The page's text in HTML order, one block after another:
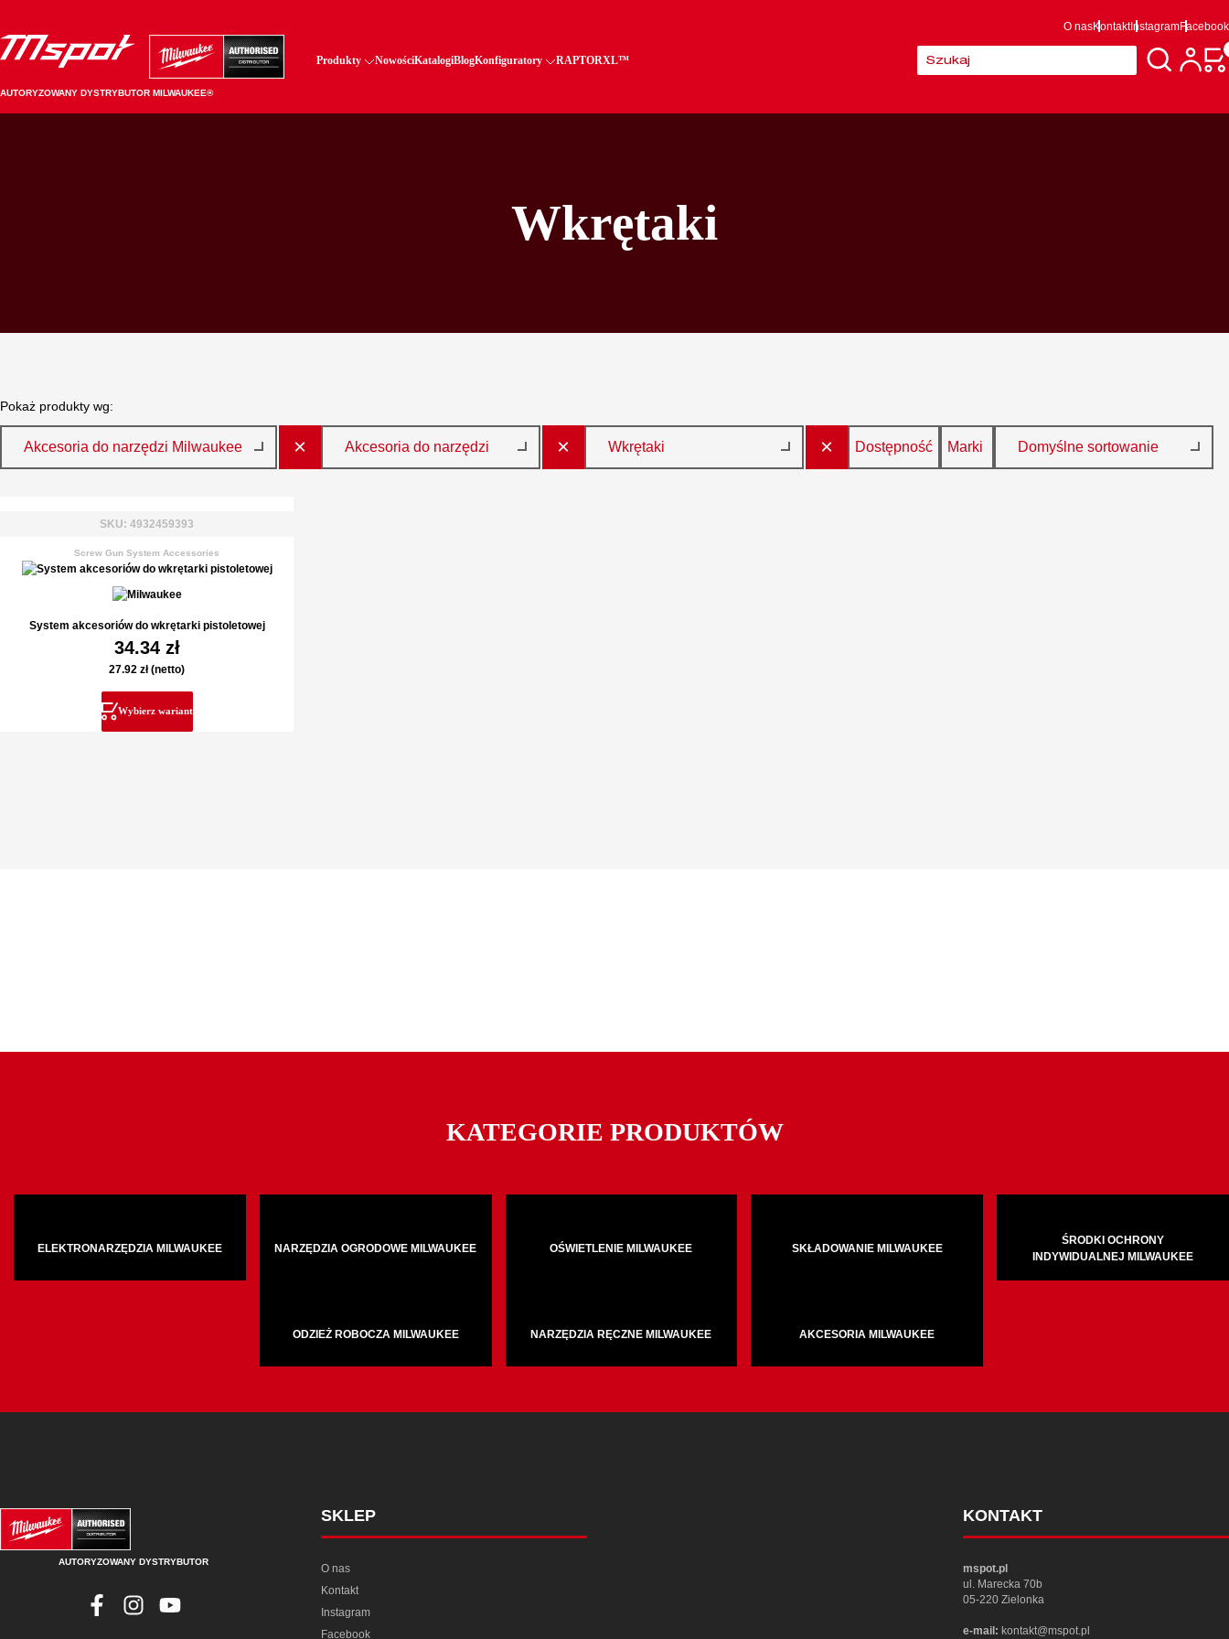
O nasKontaktInstagramFacebook
AUTORYZOWANY DYSTRYBUTOR MILWAUKEE®
Produkty NowościKatalogiBlogKonfiguratory RAPTORXL™
Szukaj:
Wkrętaki
Pokaż produkty wg:
Akcesoria do narzędzi Milwaukee × Akcesoria do narzędzi × Wkrętaki × Dostępność Marki Domyślne sortowanie
SKU: 4932459393
Screw Gun System Accessories
System akcesoriów do wkrętarki pistoletowej
34.34 zł
27.92 zł(netto)
Wybierz wariant
KATEGORIE PRODUKTÓW
ELEKTRONARZĘDZIA MILWAUKEE NARZĘDZIA OGRODOWE MILWAUKEE OŚWIETLENIE MILWAUKEE SKŁADOWANIE MILWAUKEE
ŚRODKI OCHRONY
INDYWIDUALNEJ MILWAUKEE
ODZIEŻ ROBOCZA MILWAUKEE NARZĘDZIA RĘCZNE MILWAUKEE AKCESORIA MILWAUKEE
AUTORYZOWANY DYSTRYBUTOR
SKLEP
O nas
Kontakt
Instagram
Facebook
KONTAKT
mspot.pl
ul. Marecka 70b
05-220 Zielonka
e-mail: kontakt@mspot.pl